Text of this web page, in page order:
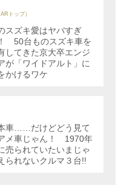
トップ）
スズキ愛はヤバすぎ
50台ものスズキ車を
してきた京大卒エンジ
が「ワイドアルト」に
かけるワケ
車……だけどどう見て
メ車じゃん！ 1970年
売られていたいまじゃ
られないクルマ３台!!